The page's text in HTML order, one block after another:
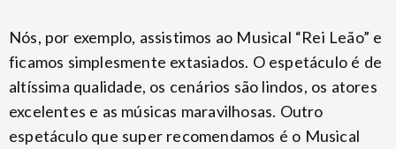
Nós, por exemplo, assistimos ao Musical “Rei Leão” e
ficamos simplesmente extasiados. O espetáculo é de
altíssima qualidade, os cenários são lindos, os atores
excelentes e as músicas maravilhosas. Outro
espetáculo que super recomendamos é o Musical